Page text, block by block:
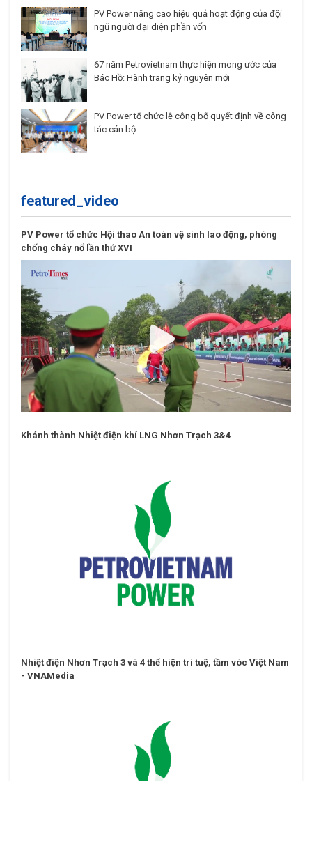
PV Power nâng cao hiệu quả hoạt động của đội
ngũ người đại diện phần vốn
67 năm Petrovietnam thực hiện mong ước của
Bác Hồ: Hành trang kỷ nguyên mới
PV Power tổ chức lễ công bố quyết định về công
tác cán bộ
featured_video
PV Power tổ chức Hội thao An toàn vệ sinh lao động, phòng
chống cháy nổ lần thứ XVI
Khánh thành Nhiệt điện khí LNG Nhơn Trạch 3&4
Nhiệt điện Nhơn Trạch 3 và 4 thể hiện trí tuệ, tầm vóc Việt Nam
- VNAMedia